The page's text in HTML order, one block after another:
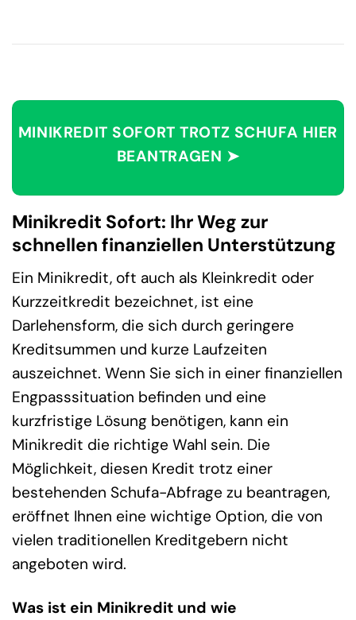
MINIKREDIT SOFORT TROTZ SCHUFA HIER
BEANTRAGEN ➤
Minikredit Sofort: Ihr Weg zur
schnellen finanziellen Unterstützung
Ein Minikredit, oft auch als Kleinkredit oder
Kurzzeitkredit bezeichnet, ist eine
Darlehensform, die sich durch geringere
Kreditsummen und kurze Laufzeiten
auszeichnet. Wenn Sie sich in einer finanziellen
Engpasssituation befinden und eine
kurzfristige Lösung benötigen, kann ein
Minikredit die richtige Wahl sein. Die
Möglichkeit, diesen Kredit trotz einer
bestehenden Schufa-Abfrage zu beantragen,
eröffnet Ihnen eine wichtige Option, die von
vielen traditionellen Kreditgebern nicht
angeboten wird.
Was ist ein Minikredit und wie